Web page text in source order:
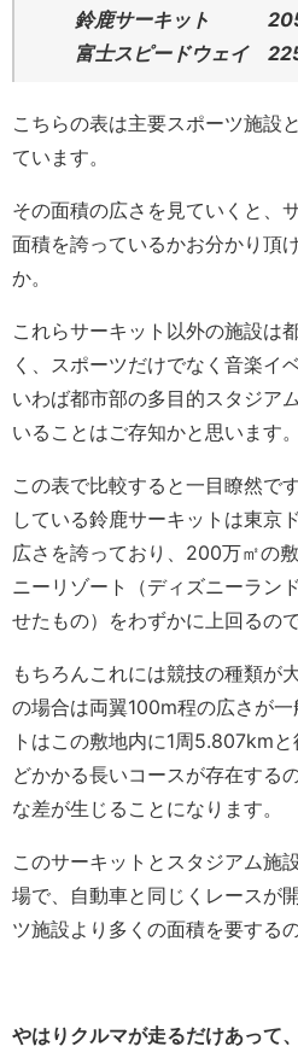
鈴鹿サーキット
富士スピードウェイ
こちらの表は主要スポーツ施設
ています。
その面積の広さを見ていくと、
面積を誇っているかお分かり頂
か。
これらサーキット以外の施設は
く、スポーツだけでなく音楽イ
いわば都市部の多目的スタジア
いることはご存知かと思います。
この表で比較すると一目瞭然で
している鈴鹿サーキットは東京
広さを誇っており、200万㎡の
ニーリゾート（ディズニーラン
せたもの）をわずかに上回るので
もちろんこれには競技の種類が
の場合は両翼100m程の広さが
トはこの敷地内に1周5.807km
どかかる長いコースが存在する
な差が生じることになります。
このサーキットとスタジアム施
場で、自動車と同じくレースが
ツ施設より多くの面積を要するの
やはりクルマが走るだけあって